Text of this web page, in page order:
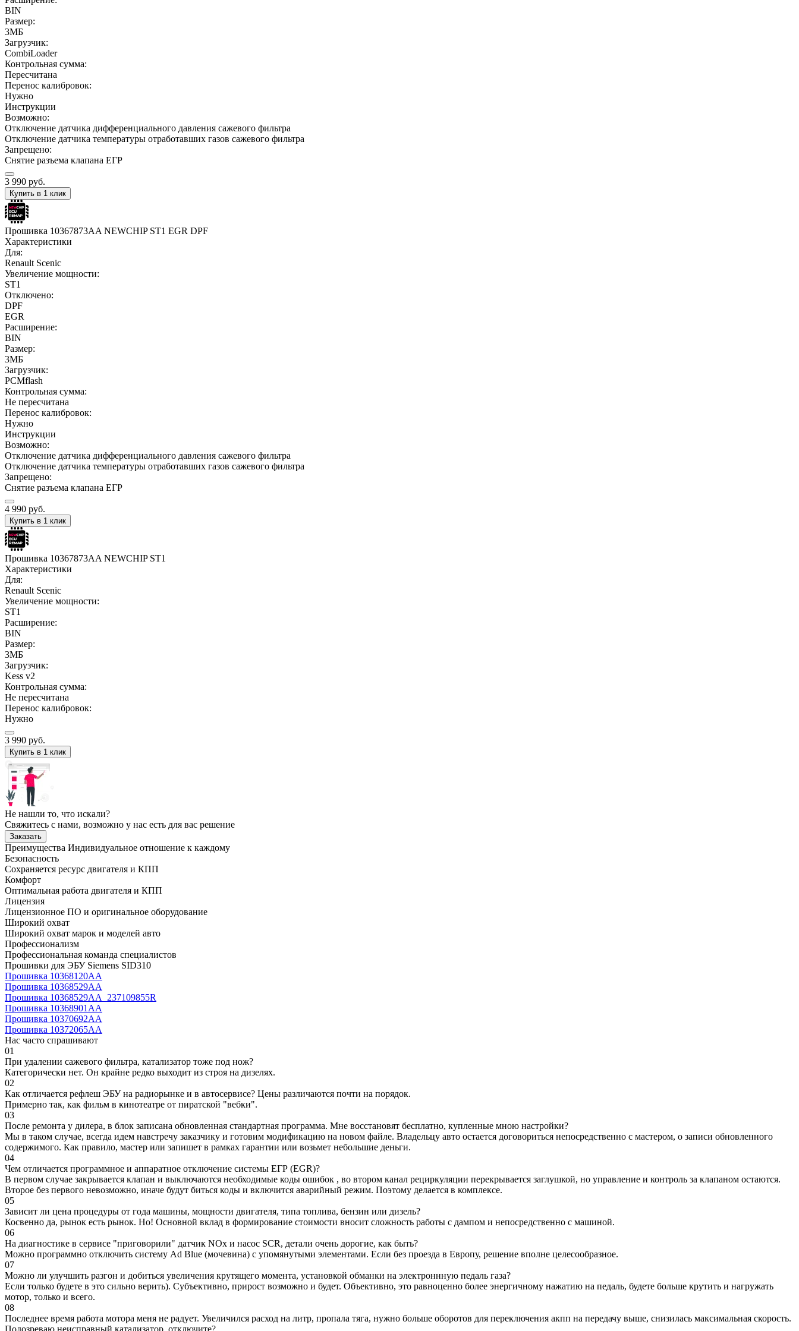
BIN
Размер:
3МБ
Загрузчик:
CombiLoader
Контрольная сумма:
Пересчитана
Перенос калибровок:
Нужно
Инструкции
Возможно:
Отключение датчика дифференциального давления сажевого фильтра
Отключение датчика температуры отработавших газов сажевого фильтра
Запрещено:
Снятие разъема клапана ЕГР
3 990 руб.
Купить в 1 клик
Прошивка 10367873AA NEWCHIP ST1 EGR DPF
Характеристики
Для:
Renault Scenic
Увеличение мощности:
ST1
Отключено:
DPF
EGR
Расширение:
BIN
Размер:
3МБ
Загрузчик:
PCMflash
Контрольная сумма:
Не пересчитана
Перенос калибровок:
Нужно
Инструкции
Возможно:
Отключение датчика дифференциального давления сажевого фильтра
Отключение датчика температуры отработавших газов сажевого фильтра
Запрещено:
Снятие разъема клапана ЕГР
4 990 руб.
Купить в 1 клик
Прошивка 10367873AA NEWCHIP ST1
Характеристики
Для:
Renault Scenic
Увеличение мощности:
ST1
Расширение:
BIN
Размер:
3МБ
Загрузчик:
Kess v2
Контрольная сумма:
Не пересчитана
Перенос калибровок:
Нужно
3 990 руб.
Купить в 1 клик
Не нашли то, что искали?
Свяжитесь с нами, возможно у нас есть для вас решение
Заказать
Преимущества Индивидуальное отношение к каждому
Безопасность
Сохраняется ресурс двигателя и КПП
Комфорт
Оптимальная работа двигателя и КПП
Лицензия
Лицензионное ПО и оригинальное оборудование
Широкий охват
Широкий охват марок и моделей авто
Профессионализм
Профессиональная команда специалистов
Прошивки для ЭБУ Siemens SID310
Прошивка 10368120AA
Прошивка 10368529AA
Прошивка 10368529AA_237109855R
Прошивка 10368901AA
Прошивка 10370692AA
Прошивка 10372065AA
Нас часто спрашивают
01
При удалении сажевого фильтра, катализатор тоже под нож?
Категорически нет. Он крайне редко выходит из строя на дизелях.
02
Как отличается рефлеш ЭБУ на радиорынке и в автосервисе? Цены различаются почти на порядок.
Примерно так, как фильм в кинотеатре от пиратской "вебки".
03
После ремонта у дилера, в блок записана обновленная стандартная программа. Мне восстановят бесплатно, купленные мною настройки?
Мы в таком случае, всегда идем навстречу заказчику и готовим модификацию на новом файле. Владельцу авто остается договориться непосредственно с мастером, о записи обновленного
содержимого. Как правило, мастер или запишет в рамках гарантии или возьмет небольшие деньги.
04
Чем отличается программное и аппаратное отключение системы ЕГР (EGR)?
В первом случае закрывается клапан и выключаются необходимые коды ошибок , во втором канал рециркуляции перекрывается заглушкой, но управление и контроль за клапаном остаются.
Второе без первого невозможно, иначе будут биться коды и включится аварийный режим. Поэтому делается в комплексе.
05
Зависит ли цена процедуры от года машины, мощности двигателя, типа топлива, бензин или дизель?
Косвенно да, рынок есть рынок. Но! Основной вклад в формирование стоимости вносит сложность работы с дампом и непосредственно с машиной.
06
На диагностике в сервисе "приговорили" датчик NOx и насос SCR, детали очень дорогие, как быть?
Можно программно отключить систему Ad Blue (мочевина) с упомянутыми элементами. Если без проезда в Европу, решение вполне целесообразное.
07
Можно ли улучшить разгон и добиться увеличения крутящего момента, установкой обманки на электроннную педаль газа?
Если только будете в это сильно верить). Субъективно, прирост возможно и будет. Объективно, это равноценно более энергичному нажатию на педаль, будете больше крутить и нагружать
мотор, только и всего.
08
Последнее время работа мотора меня не радует. Увеличился расход на литр, пропала тяга, нужно больше оборотов для переключения акпп на передачу выше, снизилась максимальная скорость.
Подозреваю неисправный катализатор, отключите?